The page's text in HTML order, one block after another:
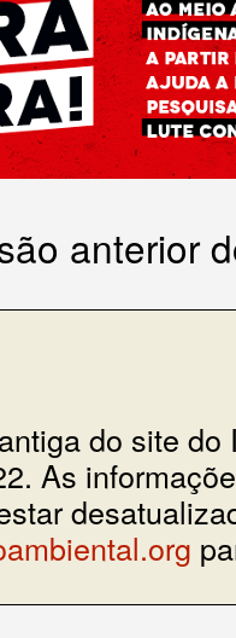
anterior
do site do
As